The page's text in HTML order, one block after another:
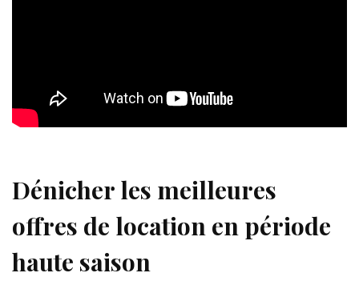
Dénicher les meilleures
offres de location en période
haute saison